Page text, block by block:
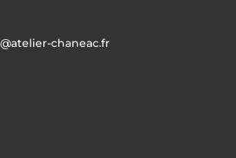
chaneac.fr